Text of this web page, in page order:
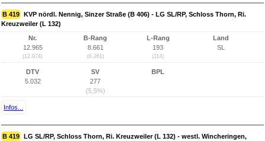
B 419 KVP nördl. Nennig, Sinzer Straße (B 406) - LG SL/RP, Schloss Thorn, Ri.
Kreuzweiler (L 132)
Nr.
12.965
(12.974)
B-Rang
8.661
(6.261)
L-Rang
193
(114)
Land
SL
DTV
5.032
SV
277
(5,5%)
BPL
Infos...
B 419 LG SL/RP, Schloss Thorn, Ri. Kreuzweiler (L 132) - westl. Wincheringen,